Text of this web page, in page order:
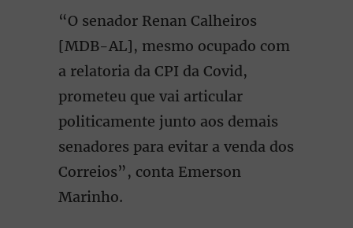
“O senador Renan Calheiros
[MDB-AL], mesmo ocupado com
a relatoria da CPI da Covid,
prometeu que vai articular
politicamente junto aos demais
senadores para evitar a venda dos
Correios”, conta Emerson
Marinho.